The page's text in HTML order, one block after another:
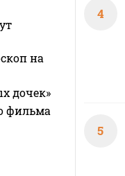
на
дочек»
фильма
4
5